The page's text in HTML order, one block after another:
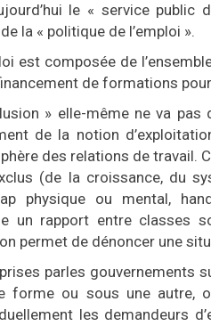
le « service public
la « politique de l’emploi ».
est composée de
de formations
» elle-même ne va
de la notion
des relations de travail.
(de la croissance, du
physique ou mental,
un rapport entre classes
permet de dénoncer une
parles gouvernements
forme ou sous une autre,
les demandeurs